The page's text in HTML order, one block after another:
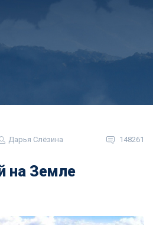
Дарья Слёзина 148261
на Земле